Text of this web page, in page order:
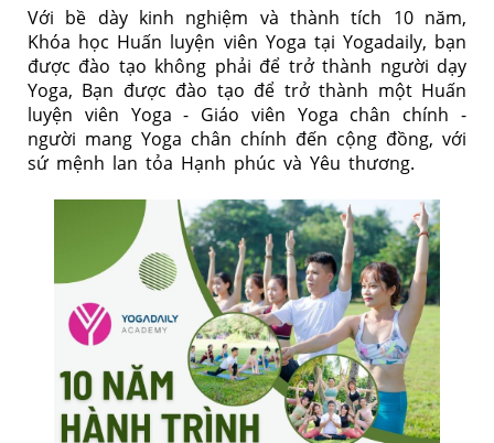
Với bề dày kinh nghiệm và thành tích 10 năm,
Khóa học Huấn luyện viên Yoga tại Yogadaily, bạn
được đào tạo không phải để trở thành người dạy
Yoga, Bạn được đào tạo để trở thành một Huấn
luyện viên Yoga - Giáo viên Yoga chân chính -
người mang Yoga chân chính đến cộng đồng, với
sứ mệnh lan tỏa Hạnh phúc và Yêu thương.